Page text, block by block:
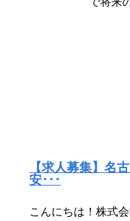
【求人募集】名
安･･･
こんにちは！株式